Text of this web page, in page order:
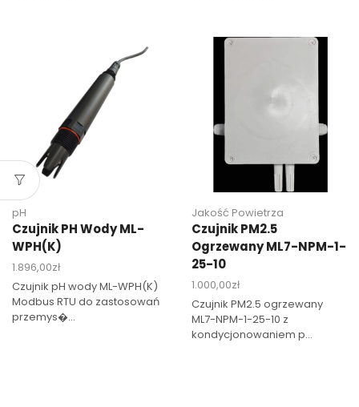
pH
Czujnik PH Wody ML-
WPH(K)
1.896,00zł
Czujnik pH wody ML-WPH(K)
Modbus RTU do zastosowań
przemys�...
Jakość Powietrza
Czujnik PM2.5
Ogrzewany ML7-NPM-1-
25-10
1.000,00zł
Czujnik PM2.5 ogrzewany
ML7-NPM-1-25-10 z
kondycjonowaniem p...